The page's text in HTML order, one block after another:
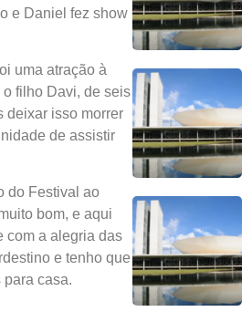
e Daniel fez show
uma atração à
filho Davi, de seis
deixar isso morrer
de assistir
do Festival ao
bom, e aqui
com a alegria das
e tenho que
casa.